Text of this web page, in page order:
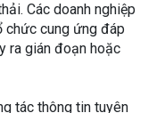
Các doanh nghiệp
chức cung ứng đáp
ra gián đoạn hoặc
tác thông tin tuyên